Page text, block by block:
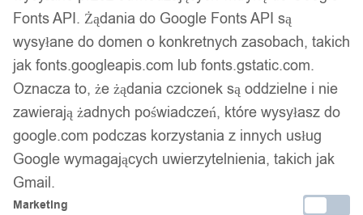
Fonts API. Żądania do Google Fonts API są
wysyłane do domen o konkretnych zasobach, takich
jak fonts.googleapis.com lub fonts.gstatic.com.
Oznacza to, że żądania czcionek są oddzielne i nie
zawierają żadnych poświadczeń, które wysyłasz do
google.com podczas korzystania z innych usług
Google wymagających uwierzytelnienia, takich jak
Gmail.
Marketing